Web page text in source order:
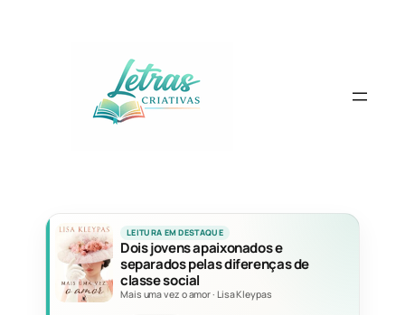
LEITURA EM DESTAQUE
Dois jovens apaixonados e
separados pelas diferenças de
classe social
Mais uma vez o amor· Lisa Kleypas